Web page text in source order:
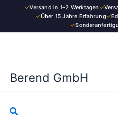
✓Versand in 1–2 Werktagen ✓
✓Über 15 Jahre Erfahrung✓
✓
Berend GmbH
Suchen
Kategorie